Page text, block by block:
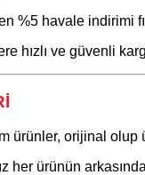
%5 havale indirimi
hızlı ve güvenli
ürünler, orijinal olup
her ürünün